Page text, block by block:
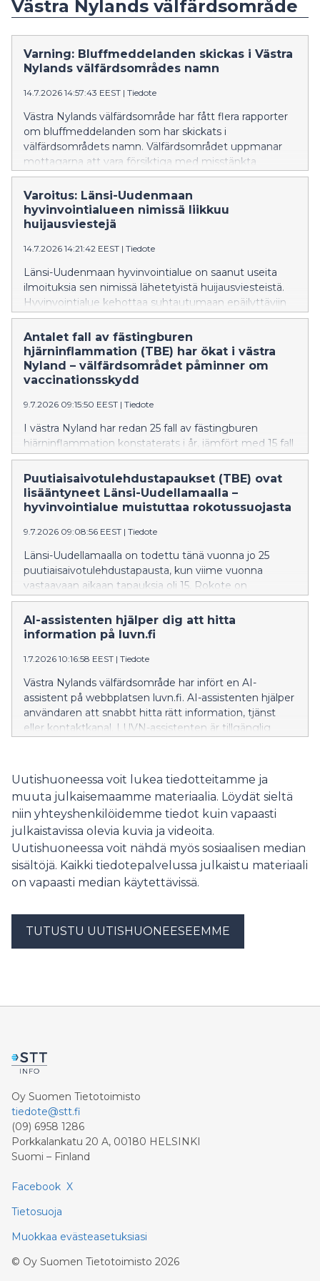
Västra Nylands välfärdsområde
Varning: Bluffmeddelanden skickas i Västra
Nylands välfärdsområdes namn
14.7.2026 14:57:43 EEST | Tiedote
Västra Nylands välfärdsområde har fått flera rapporter
om bluffmeddelanden som har skickats i
välfärdsområdets namn. Välfärdsområdet uppmanar
mottagarna att vara försiktiga med misstänkta
meddelanden, att inte öppna länkarna i dem och att
inte lämna ut personuppgifter.
Varoitus: Länsi-Uudenmaan
hyvinvointialueen nimissä liikkuu
huijausviestejä
14.7.2026 14:21:42 EEST | Tiedote
Länsi-Uudenmaan hyvinvointialue on saanut useita
ilmoituksia sen nimissä lähetetyistä huijausviesteistä.
Hyvinvointialue kehottaa suhtautumaan epäilyttäviin
viesteihin varauksella eikä avaamaan niiden linkkejä tai
luovuttamaan henkilötietoja.
Antalet fall av fästingburen
hjärninflammation (TBE) har ökat i västra
Nyland – välfärdsområdet påminner om
vaccinationsskydd
9.7.2026 09:15:50 EEST | Tiedote
I västra Nyland har redan 25 fall av fästingburen
hjärninflammation konstaterats i år, jämfört med 15 fall
vid samma tidpunkt i fjol. Vaccinet är det effektivaste
sättet att skydda sig mot fästingburen
hjärninflammation.
Puutiaisaivotulehdustapaukset (TBE) ovat
lisääntyneet Länsi-Uudellamaalla –
hyvinvointialue muistuttaa rokotussuojasta
9.7.2026 09:08:56 EEST | Tiedote
Länsi-Uudellamaalla on todettu tänä vuonna jo 25
puutiaisaivotulehdustapausta, kun viime vuonna
vastaavaan aikaan tapauksia oli 15. Rokote on
tehokkain tapa suojautua puutiaisaivotulehdukselta.
AI-assistenten hjälper dig att hitta
information på luvn.fi
1.7.2026 10:16:58 EEST | Tiedote
Västra Nylands välfärdsområde har infört en AI-
assistent på webbplatsen luvn.fi. AI-assistenten hjälper
användaren att snabbt hitta rätt information, tjänst
eller kontaktkanal. LUVN-assistenten är tillgänglig
Uutishuoneessa voit lukea tiedotteitamme ja
muuta julkaisemaamme materiaalia. Löydät sieltä
niin yhteyshenkilöidemme tiedot kuin vapaasti
julkaistavissa olevia kuvia ja videoita.
Uutishuoneessa voit nähdä myös sosiaalisen median
sisältöjä. Kaikki tiedotepalvelussa julkaistu materiaali
on vapaasti median käytettävissä.
TUTUSTU UUTISHUONEESEEMME
Oy Suomen Tietotoimisto
tiedote@stt.fi
(09) 6958 1286
Porkkalankatu 20 A, 00180 HELSINKI
Suomi – Finland
Facebook X
Tietosuoja
Muokkaa evästeasetuksiasi
© Oy Suomen Tietotoimisto 2026